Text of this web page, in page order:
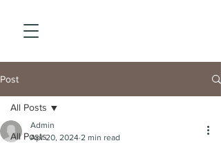
Post
All Posts
All Posts
Admin
Apr 20, 2024 2 min read